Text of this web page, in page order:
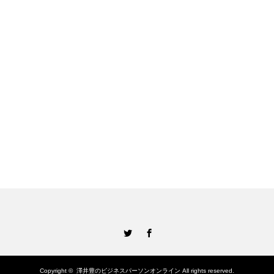
Copyright © 澤井豊のビジネスパーソンオンライン All rights reserved.